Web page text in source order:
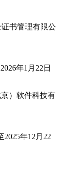
证书管理有限公
年1月22日
京）软件科技有
2025年12月22